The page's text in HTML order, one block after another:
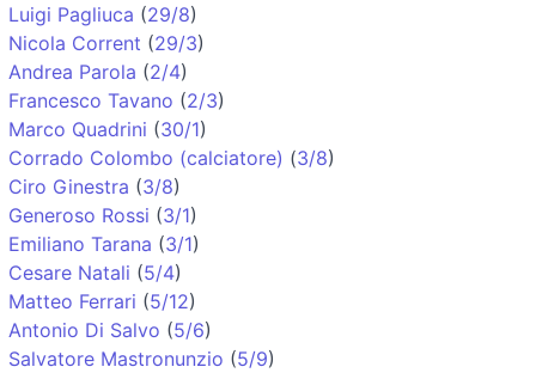
Luigi Pagliuca (29/8)
Nicola Corrent (29/3)
Andrea Parola (2/4)
Francesco Tavano (2/3)
Marco Quadrini (30/1)
Corrado Colombo (calciatore) (3/8)
Ciro Ginestra (3/8)
Generoso Rossi (3/1)
Emiliano Tarana (3/1)
Cesare Natali (5/4)
Matteo Ferrari (5/12)
Antonio Di Salvo (5/6)
Salvatore Mastronunzio (5/9)